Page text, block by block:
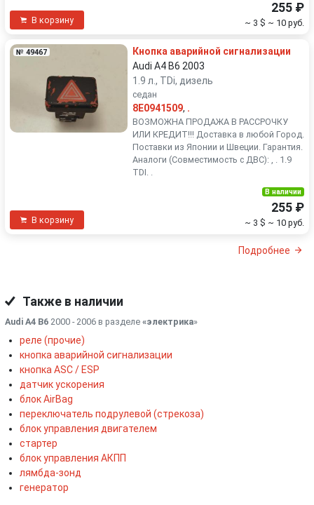
В корзину
255 ₽
~ 3 $ ~ 10 руб.
№ 49467
Кнопка аварийной сигнализации
Audi A4 B6 2003
1.9 л., TDi, дизель
седан
8E0941509, .
ВОЗМОЖНА ПРОДАЖА В РАССРОЧКУ
ИЛИ КРЕДИТ!!! Доставка в любой Город.
Поставки из Японии и Швеции. Гарантия.
Аналоги (Совместимость с ДВС): , . 1.9
TDI. .
В корзину
В наличии
255 ₽
~ 3 $ ~ 10 руб.
Подробнее
Также в наличии
Audi A4 B6 2000 - 2006 в разделе «электрика»
реле (прочие)
кнопка аварийной сигнализации
кнопка ASC / ESP
датчик ускорения
блок AirBag
переключатель подрулевой (стрекоза)
блок управления двигателем
стартер
блок управления АКПП
лямбда-зонд
генератор